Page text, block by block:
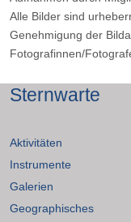
Alle Bilder sind
Genehmigung der
Fotografinnen/
Sternwarte
Aktivitäten
Instrumente
Galerien
Geographisches